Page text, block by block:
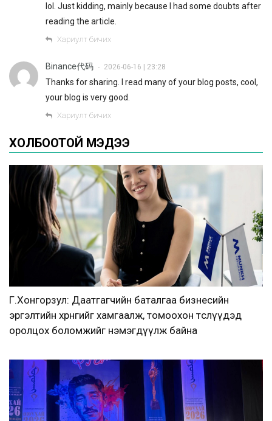
lol. Just kidding, mainly because I had some doubts after
reading the article.
Хариулт бичих
Binance代码 • 2026-06-16 | 23:28
Thanks for sharing. I read many of your blog posts, cool,
your blog is very good.
Хариулт бичих
ХОЛБООТОЙ МЭДЭЭ
Г.Хонгорзул: Даатгагчийн баталгаа бизнесийн
эргэлтийн хөрөнгийг хамгаалж, томоохон төслүүдэд
оролцох боломжийг нэмэгдүүлж байна